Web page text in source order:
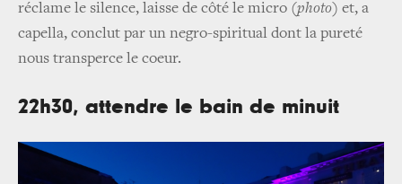
réclame le silence, laisse de côté le micro (photo) et, a
capella, conclut par un negro-spiritual dont la pureté
nous transperce le coeur.
22h30, attendre le bain de minuit